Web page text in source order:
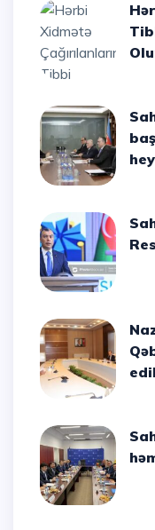
Hərbi Xidmətə Çağırılanların
Sahil Babayev R.S.Santoun
Sahil Babayev “İnsan
Nazir müavini Anar Kərimov
Sahil Babayev rumıniyalı